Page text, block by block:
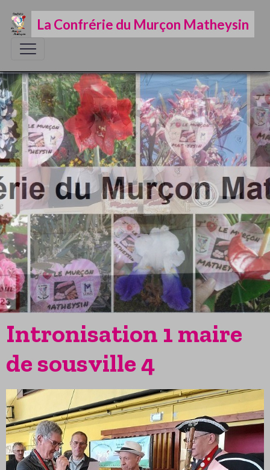
La Confrérie du Murçon Matheysin
Intronisation 1 maire
de sousville 4